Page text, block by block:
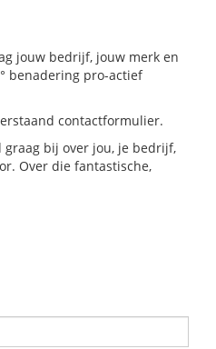
jouw bedrijf, jouw merk en
benadering pro-actief
contactformulier.
bij over jou, je bedrijf,
Over die fantastische,